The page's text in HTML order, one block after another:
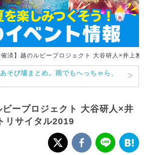
催済】越のルビープロジェクト 大谷研人×井上
び場まとめ。雨でもへっちゃら、
ビープロジェクト 大谷研人×井
リサイタル2019